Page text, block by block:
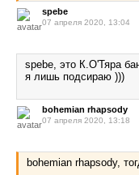
spebe
07 апреля 2020, 13:04
spebe, это К.О'Тяра
я лишь подсираю )))
bohemian rhapsody
07 апреля 2020, 13:18
bohemian rhapsody,